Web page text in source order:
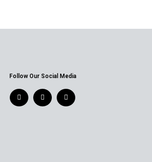
Follow Our Social Media